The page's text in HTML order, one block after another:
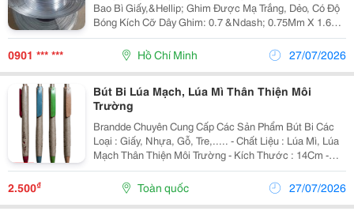
Bao Bì Giấy,&Hellip; Ghim Được Mạ Trắng, Dẻo, Có Độ
Bóng Kích Cỡ Dây Ghim: 0.7 &Ndash; 0.75Mm X 1.6
&Ndash; 1.8Mm Quy Cách Đóng Gói: 01Roll = 2Kg,
01Cây = 10Roll Khi Cần Thêm Thông Tin Hoặc...
0901 *** *** Hồ Chí Minh 27/07/2026
Bút Bi Lúa Mạch, Lúa Mì Thân Thiện Môi
Trường
Brandde Chuyên Cung Cấp Các Sản Phẩm Bút Bi Các
Loại : Giấy, Nhựa, Gỗ, Tre,..... - Chất Liệu : Lúa Mì, Lúa
Mạch Thân Thiện Môi Trường - Kích Thước : 14Cm -
Ngòi : Ngòi Bi Đầu 0,7Mm , 1Mm - Kiểu Dáng : Xoáy
Ngòi - Màu Sắc : Các Màu Như
2.500₫ Toàn quốc 27/07/2026